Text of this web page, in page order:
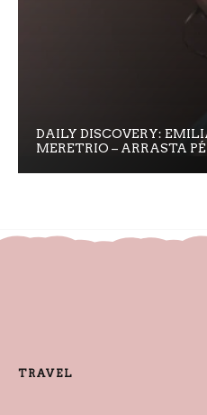
DAILY DISCOVERY:
MERETRIO – ARRASTA
TRAVEL